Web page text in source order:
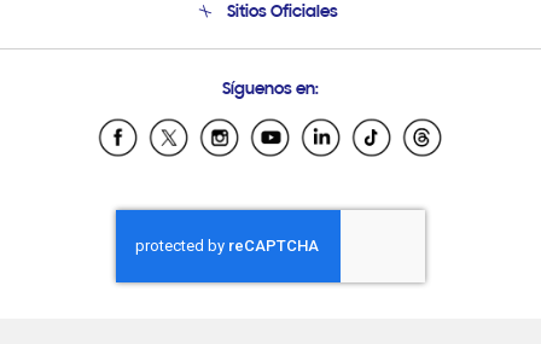
Condiciones de Compra
Soporte vía eMail
Sitios Oficiales
Samsung Ecuador
Samsung El Salvador
Samsung Honduras
Samsung Nicaragua
Samsung Panamá
Síguenos en: